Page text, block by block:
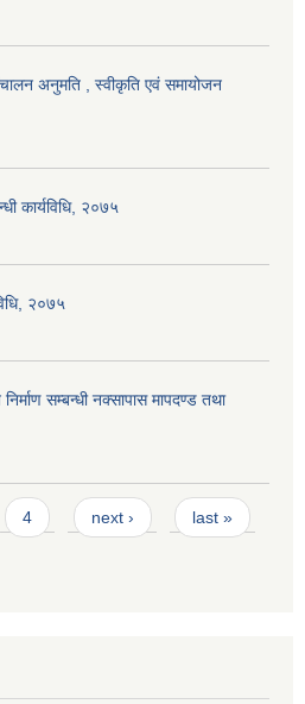
अनुमति , स्वीकृति एवं समायोजन
कार्यविधि, २०७५
२०७५
सम्बन्धी नक्सापास मापदण्ड तथा
4 next › last »